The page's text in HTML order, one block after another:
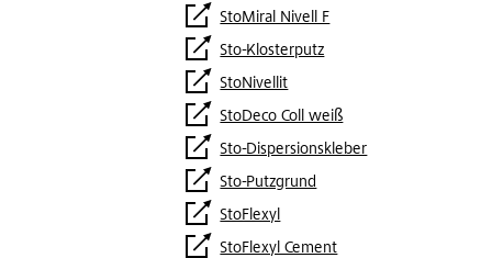
StoMiral Nivell F
Sto-Klosterputz
StoNivellit
StoDeco Coll weiß
Sto-Dispersionskleber
Sto-Putzgrund
StoFlexyl
StoFlexyl Cement